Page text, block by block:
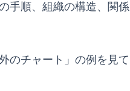
手順、組織の構造、関係
のチャート」の例を見て